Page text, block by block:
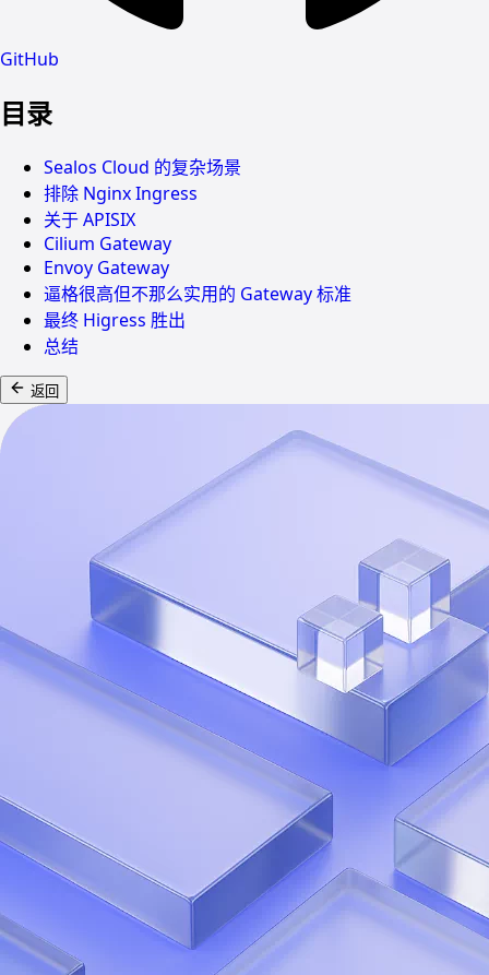
GitHub
目录
Sealos Cloud 的复杂场景
排除 Nginx Ingress
关于 APISIX
Cilium Gateway
Envoy Gateway
逼格很高但不那么实用的 Gateway 标准
最终 Higress 胜出
总结
返回